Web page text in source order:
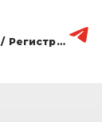
Вход / Регистрация